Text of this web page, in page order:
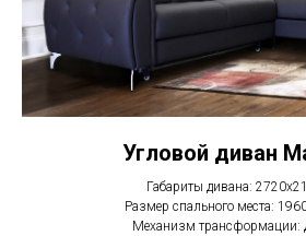
Угловой диван
Габариты дивана:
Размер спального места:
Механизм трансформации: